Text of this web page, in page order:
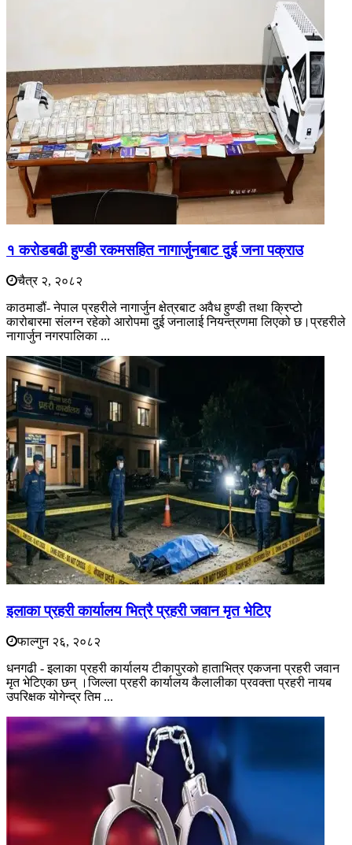
१ करोडबढी हुण्डी रकमसहित नागार्जुनबाट दुई जना पक्राउ
चैत्र २, २०८२
काठमाडौं- नेपाल प्रहरीले नागार्जुन क्षेत्रबाट अवैध हुण्डी तथा क्रिप्टो
कारोबारमा संलग्न रहेको आरोपमा दुई जनालाई नियन्त्रणमा लिएको छ।प्रहरीले
नागार्जुन नगरपालिका ...
इलाका प्रहरी कार्यालय भित्रै प्रहरी जवान मृत भेटिए
फाल्गुन २६, २०८२
धनगढी - इलाका प्रहरी कार्यालय टीकापुरको हाताभित्र एकजना प्रहरी जवान
मृत भेटिएका छन् ।जिल्ला प्रहरी कार्यालय कैलालीका प्रवक्ता प्रहरी नायब
उपरिक्षक योगेन्द्र तिम ...